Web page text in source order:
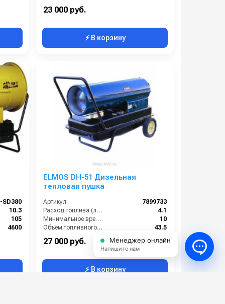
23 000 руб.
⚡ В корзину
SD380
10.3
105
4600
ELMOS DH-51 Дизельная
тепловая пушка
Артикул:
7899733
Расход топлива (л/ч):
4.1
Минимальное время работы при полном баке (ч):
10
Объём топливного бака (л):
43.5
27 000 руб.
⚡ В корзину
Менеджер онлайн
Напишите нам